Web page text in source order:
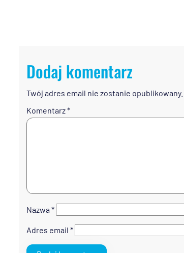
Dodaj komentarz
Twój adres email nie zostanie opublikowany.
Komentarz*
Nazwa *
Adres email *